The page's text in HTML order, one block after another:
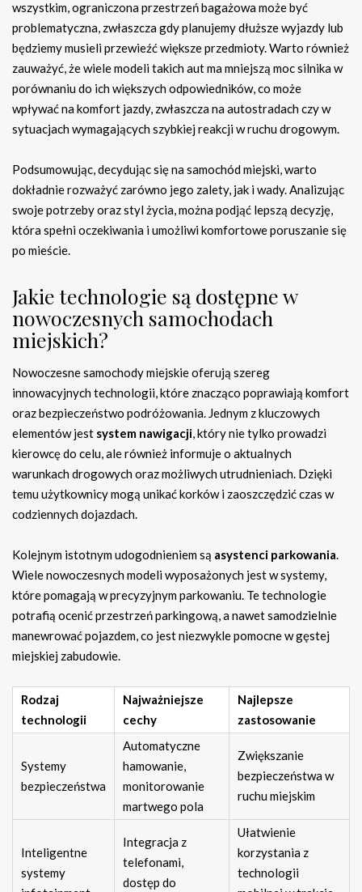
wszystkim, ograniczona przestrzeń bagażowa może być
problematyczna, zwłaszcza gdy planujemy dłuższe wyjazdy lub
będziemy musieli przewieźć większe przedmioty. Warto również
zauważyć, że wiele modeli takich aut ma mniejszą moc silnika w
porównaniu do ich większych odpowiedników, co może
wpływać na komfort jazdy, zwłaszcza na autostradach czy w
sytuacjach wymagających szybkiej reakcji w ruchu drogowym.
Podsumowując, decydując się na samochód miejski, warto
dokładnie rozważyć zarówno jego zalety, jak i wady. Analizując
swoje potrzeby oraz styl życia, można podjąć lepszą decyzję,
która spełni oczekiwania i umożliwi komfortowe poruszanie się
po mieście.
Jakie technologie są dostępne w
nowoczesnych samochodach
miejskich?
Nowoczesne samochody miejskie oferują szereg
innowacyjnych technologii, które znacząco poprawiają komfort
oraz bezpieczeństwo podróżowania. Jednym z kluczowych
elementów jest system nawigacji, który nie tylko prowadzi
kierowcę do celu, ale również informuje o aktualnych
warunkach drogowych oraz możliwych utrudnieniach. Dzięki
temu użytkownicy mogą unikać korków i zaoszczędzić czas w
codziennych dojazdach.
Kolejnym istotnym udogodnieniem są asystenci parkowania.
Wiele nowoczesnych modeli wyposażonych jest w systemy,
które pomagają w precyzyjnym parkowaniu. Te technologie
potrafią ocenić przestrzeń parkingową, a nawet samodzielnie
manewrować pojazdem, co jest niezwykle pomocne w gęstej
miejskiej zabudowie.
Rodzaj
technologii
Najważniejsze
cechy
Najlepsze
zastosowanie
Systemy
bezpieczeństwa
Automatyczne
hamowanie,
monitorowanie
martwego pola
Zwiększanie
bezpieczeństwa w
ruchu miejskim
Inteligentne
systemy
Integracja z
telefonami,
dostęp do
Ułatwienie
korzystania z
technologii